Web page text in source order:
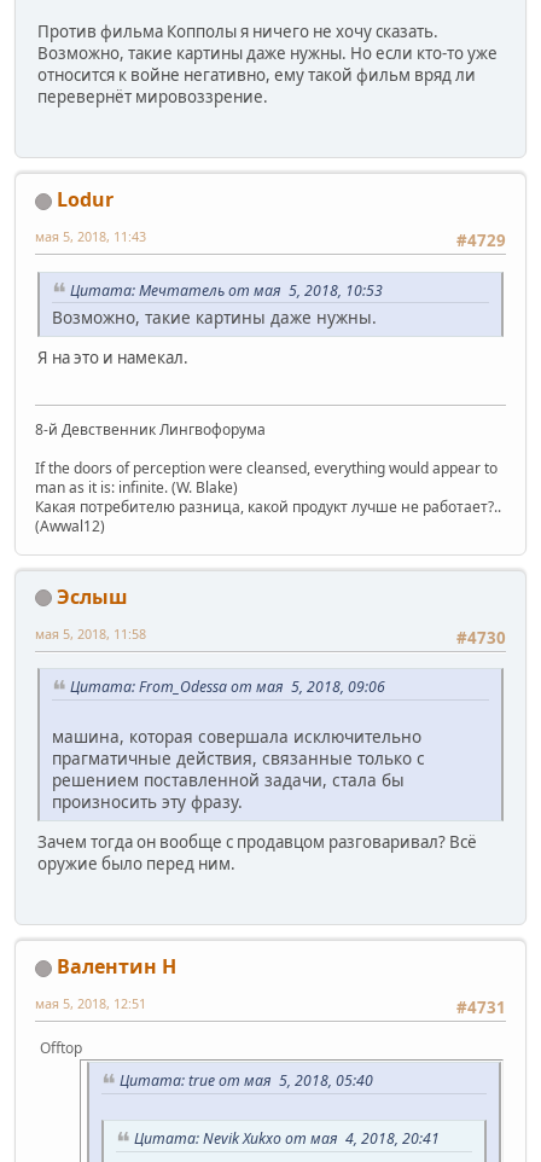
Против фильма Копполы я ничего не хочу сказать.
Возможно, такие картины даже нужны. Но если кто-то уже
относится к войне негативно, ему такой фильм вряд ли
перевернёт мировоззрение.
Lodur
#4729
мая 5, 2018, 11:43
Цитата: Мечтатель от мая 5, 2018, 10:53
Возможно, такие картины даже нужны.
Я на это и намекал.
8-й Девственник Лингвофорума
If the doors of perception were cleansed, everything would appear to
man as it is: infinite. (W. Blake)
Какая потребителю разница, какой продукт лучше не работает?..
(Awwal12)
Эслыш
#4730
мая 5, 2018, 11:58
Цитата: From_Odessa от мая 5, 2018, 09:06
машина, которая совершала исключительно
прагматичные действия, связанные только с
решением поставленной задачи, стала бы
произносить эту фразу.
Зачем тогда он вообще с продавцом разговаривал? Всё
оружие было перед ним.
Валентин Н
#4731
мая 5, 2018, 12:51
Offtop
Цитата: true от мая 5, 2018, 05:40
Цитата: Nevik Xukxo от мая 4, 2018, 20:41